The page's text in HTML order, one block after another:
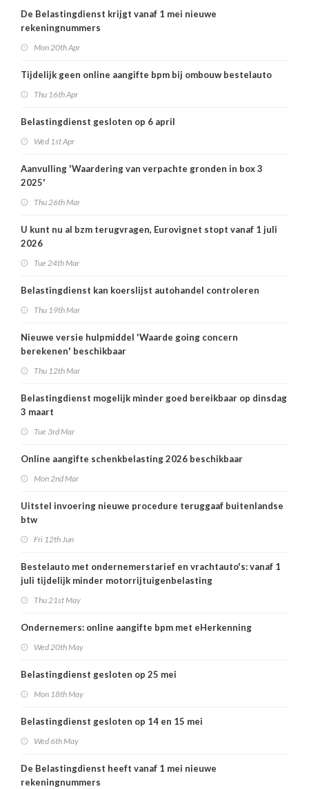
De Belastingdienst krijgt vanaf 1 mei nieuwe
rekeningnummers
Mon 20th Apr
Tijdelijk geen online aangifte bpm bij ombouw bestelauto
Thu 16th Apr
Belastingdienst gesloten op 6 april
Wed 1st Apr
Aanvulling 'Waardering van verpachte gronden in box 3
2025'
Thu 26th Mar
U kunt nu al bzm terugvragen, Eurovignet stopt vanaf 1 juli
2026
Tue 24th Mar
Belastingdienst kan koerslijst autohandel controleren
Thu 19th Mar
Nieuwe versie hulpmiddel 'Waarde going concern
berekenen' beschikbaar
Thu 12th Mar
Belastingdienst mogelijk minder goed bereikbaar op dinsdag
3 maart
Tue 3rd Mar
Online aangifte schenkbelasting 2026 beschikbaar
Mon 2nd Mar
Uitstel invoering nieuwe procedure teruggaaf buitenlandse
btw
Fri 12th Jun
Bestelauto met ondernemerstarief en vrachtauto's: vanaf 1
juli tijdelijk minder motorrijtuigenbelasting
Thu 21st May
Ondernemers: online aangifte bpm met eHerkenning
Wed 20th May
Belastingdienst gesloten op 25 mei
Mon 18th May
Belastingdienst gesloten op 14 en 15 mei
Wed 6th May
De Belastingdienst heeft vanaf 1 mei nieuwe
rekeningnummers